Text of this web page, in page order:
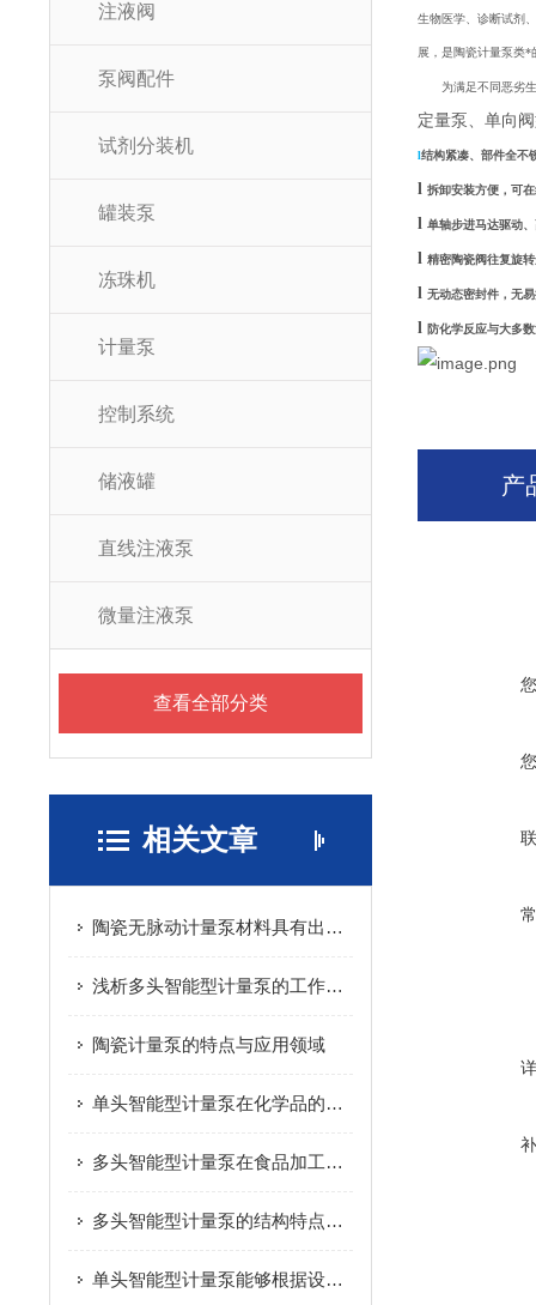
注液阀
泵阀配件
试剂分装机
罐装泵
冻珠机
计量泵
控制系统
储液罐
直线注液泵
微量注液泵
查看全部分类
相关文章
陶瓷无脉动计量泵材料具有出色的耐腐蚀性
浅析多头智能型计量泵的工作原理
陶瓷计量泵的特点与应用领域
单头智能型计量泵在化学品的生产过程中的应用
多头智能型计量泵在食品加工中的应用
多头智能型计量泵的结构特点及其作用
单头智能型计量泵能够根据设定的流量要求，精确控制液体的投加量
生物医学、诊断试剂
展，是陶瓷计量泵类*
为满足不同恶劣
定量泵、单向
l结构紧凑、部件全不
l 拆卸安装方便，可
l 单轴步进马达驱动
l 精密陶瓷阀往复旋
l 无动态密封件，无
l 防化学反应与大多
产